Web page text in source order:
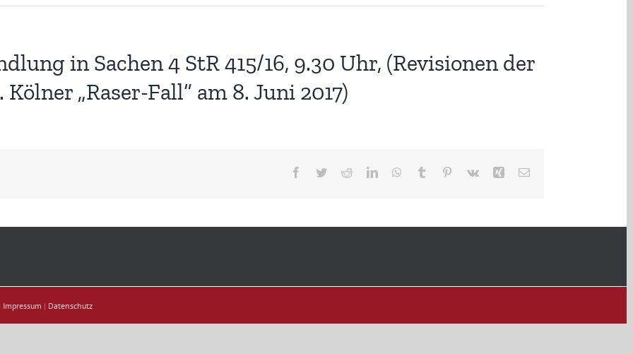
in Sachen 4 StR 415/16, 9.30 Uhr, (Revisionen der
„Raser-Fall“ am 8. Juni 2017)
Facebook
TwitterRedditLinkedInWhatsApp
Tumblr Pinterest
Vk Xing E-
Impressum | Datenschutz